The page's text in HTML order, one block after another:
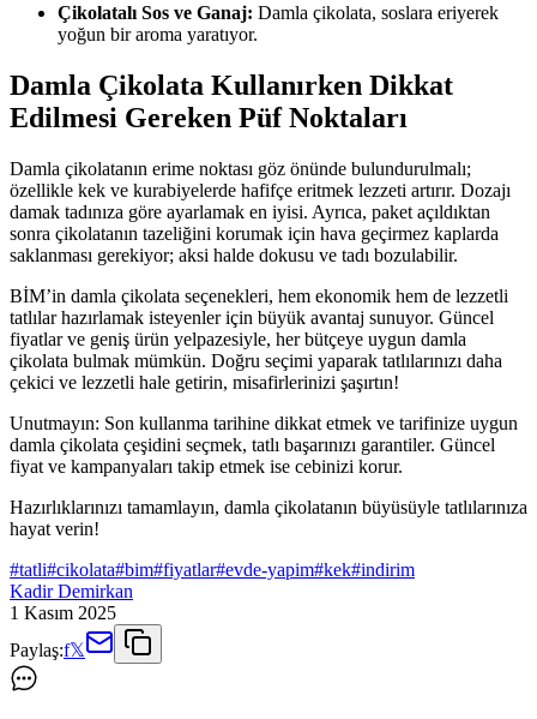
Çikolatalı Sos ve Ganaj: Damla çikolata, soslara eriyerek
yoğun bir aroma yaratıyor.
Damla Çikolata Kullanırken Dikkat
Edilmesi Gereken Püf Noktaları
Damla çikolatanın erime noktası göz önünde bulundurulmalı;
özellikle kek ve kurabiyelerde hafifçe eritmek lezzeti artırır. Dozajı
damak tadınıza göre ayarlamak en iyisi. Ayrıca, paket açıldıktan
sonra çikolatanın tazeliğini korumak için hava geçirmez kaplarda
saklanması gerekiyor; aksi halde dokusu ve tadı bozulabilir.
BİM’in damla çikolata seçenekleri, hem ekonomik hem de lezzetli
tatlılar hazırlamak isteyenler için büyük avantaj sunuyor. Güncel
fiyatlar ve geniş ürün yelpazesiyle, her bütçeye uygun damla
çikolata bulmak mümkün. Doğru seçimi yaparak tatlılarınızı daha
çekici ve lezzetli hale getirin, misafirlerinizi şaşırtın!
Unutmayın: Son kullanma tarihine dikkat etmek ve tarifinize uygun
damla çikolata çeşidini seçmek, tatlı başarınızı garantiler. Güncel
fiyat ve kampanyaları takip etmek ise cebinizi korur.
Hazırlıklarınızı tamamlayın, damla çikolatanın büyüsüyle tatlılarınıza
hayat verin!
#tatli#cikolata#bim#fiyatlar#evde-yapim#kek#indirim
Kadir Demirkan
1 Kasım 2025
Paylaş:f𝕏